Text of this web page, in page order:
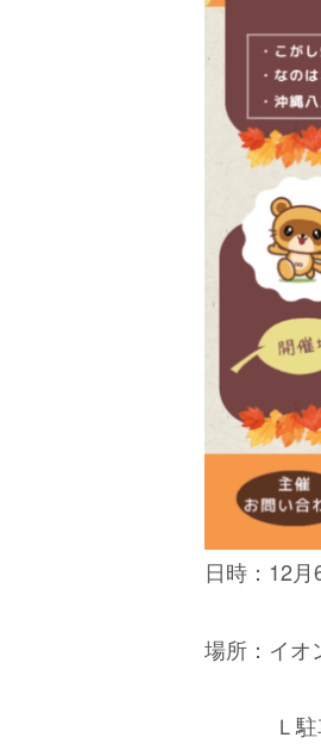
日時：12
場所：イオ
Ｌ駐車場